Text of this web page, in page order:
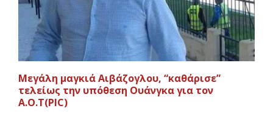
Μεγάλη μαγκιά Αιβάζογλου, “καθάρισε”
τελείως την υπόθεση Ουάνγκα για τον
Α.Ο.Τ(PIC)